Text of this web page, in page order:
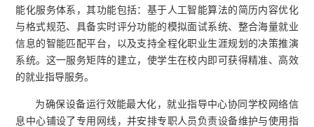
能化服务体系，其功能包括：基于人工智能算法的简历内容优化
与格式规范、具备实时评分功能的模拟面试系统、整合海量就业
信息的智能匹配平台，以及支持全程化职业生涯规划的决策推演
系统。这一服务矩阵的建立，使学生在校内即可获得精准、高效
的就业指导服务。
为确保设备运行效能最大化，就业指导中心协同学校网络信
息中心铺设了专用网线，并安排专职人员负责设备维护与使用指